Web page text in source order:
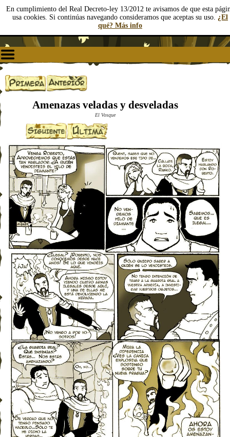
En cumplimiento del Real Decreto-ley 13/2012 te avisamos de que esta
usa cookies. Si continúas navegando consideramos que aceptas su uso. ¿El
qué? Más info
Amenazas veladas y desveladas
El Vosque